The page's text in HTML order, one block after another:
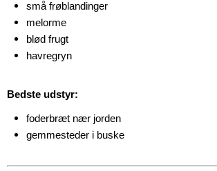
små frøblandinger
melorme
blød frugt
havregryn
Bedste udstyr:
foderbræt nær jorden
gemmesteder i buske